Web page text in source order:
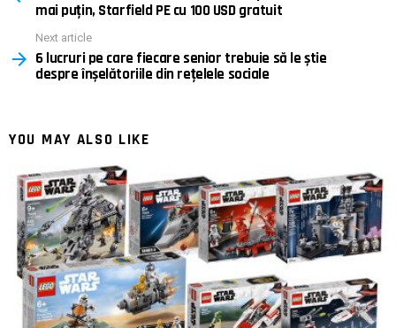
mai puțin, Starfield PE cu 100 USD gratuit
Next article
6 lucruri pe care fiecare senior trebuie să le știe
despre înșelătoriile din rețelele sociale
YOU MAY ALSO LIKE